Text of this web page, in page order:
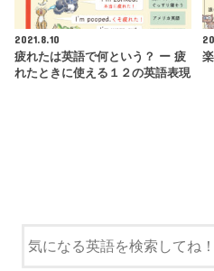
2021.8.10
疲れたは英語で何という？ ー 疲
れたときに使える１２の英語表現